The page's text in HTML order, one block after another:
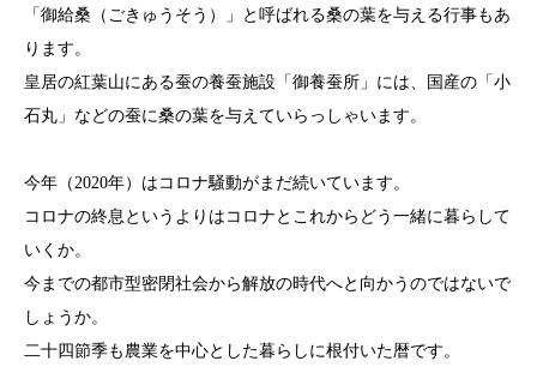
「御給桑（ごきゅうそう）」と呼ばれる桑の葉を与える行事もあ
ります。
皇居の紅葉山にある蚕の養蚕施設「御養蚕所」には、国産の「小
石丸」などの蚕に桑の葉を与えていらっしゃいます。
今年（2020年）はコロナ騒動がまだ続いています。
コロナの終息というよりはコロナとこれからどう一緒に暮らして
いくか。
今までの都市型密閉社会から解放の時代へと向かうのではないで
しょうか。
二十四節季も農業を中心とした暮らしに根付いた暦です。